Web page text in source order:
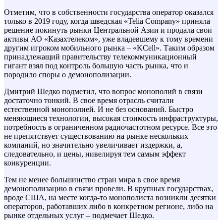
Отметим, что в собственности государства оператор оказался
только в 2019 году, когда шведская «Telia Company» приняла
решение покинуть рынки Центральной Азии и продала свои
активы АО «Казахтелеком», уже владевшему к тому времени
другим игроком мобильного рынка – «KCell». Таким образом
принадлежащий правительству телекоммуникационный
гигант взял под контроль большую часть рынка, что и
породило споры о демонополизации.
Дмитрий Шедко подметил, что вопрос монополий в связи
достаточно тонкий. В свое время отрасль считали
естественной монополией. И не без оснований. Быстро
меняющиеся технологии, высокая стоимость инфраструктуры,
потребность в ограниченном радиочастотном ресурсе. Все это
не препятствует существованию на рынке нескольких
компаний, но значительно увеличивает издержки, а,
следовательно, и цены, нивелируя тем самым эффект
конкуренции.
Тем не менее большинство стран мира в свое время
демонополизацию в связи провели. В крупных государствах,
вроде США, на месте когда-то монополиста возникли десятки
операторов, работавших либо в конкретном регионе, либо на
рынке отдельных услуг – подмечает Шедко.